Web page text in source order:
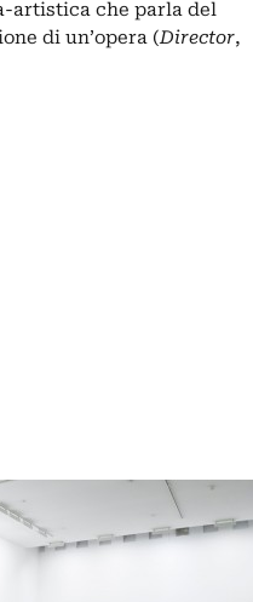
artistica che parla del
di un’opera (Director,